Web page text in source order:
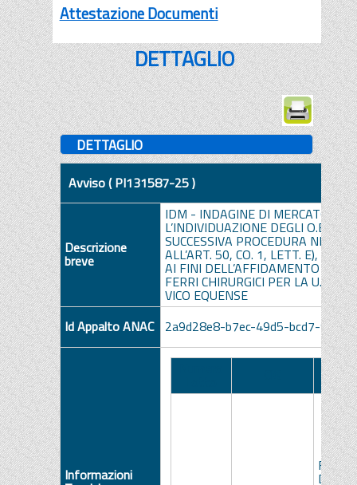
Attestazione Documenti
DETTAGLIO
DETTAGLIO
Avviso ( PI131587-25 )
Descrizione
breve
IDM - INDAGINE DI MERCATO PER
L’INDIVIDUAZIONE DEGLI O.E. DA
SUCCESSIVA PROCEDURA
ALL’ART. 50, CO. 1, LETT. E), DEL
AI FINI DELL’AFFIDAMENTO
FERRI CHIRURGICI PER LA
VICO EQUENSE
Id Appalto ANAC
2a9d28e8-b7ec-49d5-bcd7-
Informazioni DI